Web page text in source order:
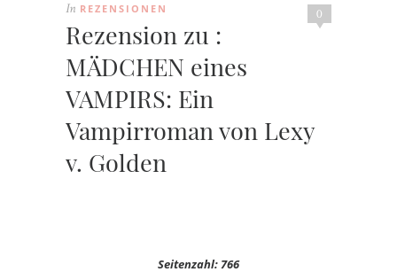
0
In REZENSIONEN
Rezension zu :
MÄDCHEN eines
VAMPIRS: Ein
Vampirroman von Lexy
v. Golden
Seitenzahl: 766